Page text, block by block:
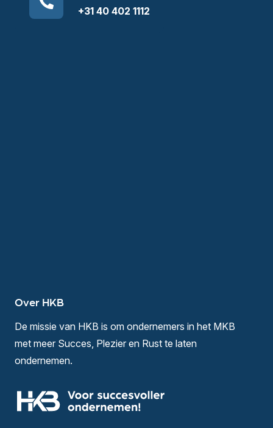
+31 40 402 1112
Over HKB
De missie van HKB is om ondernemers in het MKB
met meer Succes, Plezier en Rust te laten
ondernemen.